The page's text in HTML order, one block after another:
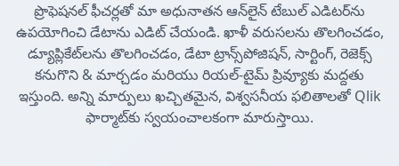
ప్రొఫెషనల్ ఫీచర్లతో మా అధునాతన ఆన్‌లైన్ టేబుల్ ఎడిటర్‌ను
ఉపయోగించి డేటాను ఎడిట్ చేయండి. ఖాళీ వరుసలను తొలగించడం,
డ్యూప్లికేట్‌లను తొలగించడం, డేటా ట్రాన్స్‌పోజిషన్, సార్టింగ్, రెజెక్స్
కనుగొని & మార్చడం మరియు రియల్-టైమ్ ప్రివ్యూకు మద్దతు
ఇస్తుంది. అన్ని మార్పులు ఖచ్చితమైన, విశ్వసనీయ ఫలితాలతో Qlik
ఫార్మాట్‌కు స్వయంచాలకంగా మారుస్తాయి.